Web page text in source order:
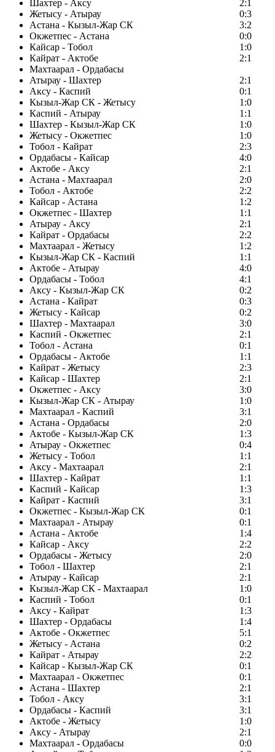
Шахтер - Аксу
2:1
Жетысу - Атырау
0:3
Астана - Кызыл-Жар СК
3:2
Окжетпес - Астана
0:0
Кайсар - Тобол
1:0
Кайрат - Актобе
2:1
Махтаарал - Ордабасы
Атырау - Шахтер
2:1
Аксу - Каспий
0:1
Кызыл-Жар СК - Жетысу
1:0
Каспий - Атырау
1:1
Шахтер - Кызыл-Жар СК
1:0
Жетысу - Окжетпес
1:0
Тобол - Кайрат
2:3
Ордабасы - Кайсар
4:0
Актобе - Аксу
2:1
Астана - Махтаарал
2:0
Тобол - Актобе
2:2
Кайсар - Астана
1:2
Окжетпес - Шахтер
1:1
Атырау - Аксу
2:1
Кайрат - Ордабасы
2:2
Махтаарал - Жетысу
1:2
Кызыл-Жар СК - Каспий
1:1
Актобе - Атырау
4:0
Ордабасы - Тобол
4:1
Аксу - Кызыл-Жар СК
0:2
Астана - Кайрат
0:3
Жетысу - Кайсар
0:2
Шахтер - Махтаарал
3:0
Каспий - Окжетпес
2:1
Тобол - Астана
0:1
Ордабасы - Актобе
1:1
Кайрат - Жетысу
2:3
Кайсар - Шахтер
2:1
Окжетпес - Аксу
3:0
Кызыл-Жар СК - Атырау
1:0
Махтаарал - Каспий
3:1
Астана - Ордабасы
2:0
Актобе - Кызыл-Жар СК
1:3
Атырау - Окжетпес
0:4
Жетысу - Тобол
1:1
Аксу - Махтаарал
2:1
Шахтер - Кайрат
1:1
Каспий - Кайсар
1:3
Кайрат - Каспий
3:1
Окжетпес - Кызыл-Жар СК
0:1
Махтаарал - Атырау
0:1
Астана - Актобе
1:4
Кайсар - Аксу
2:2
Ордабасы - Жетысу
2:0
Тобол - Шахтер
2:1
Атырау - Кайсар
2:1
Кызыл-Жар СК - Махтаарал
1:0
Каспий - Тобол
0:1
Аксу - Кайрат
1:3
Шахтер - Ордабасы
1:4
Актобе - Окжетпес
5:1
Жетысу - Астана
0:2
Кайрат - Атырау
2:2
Кайсар - Кызыл-Жар СК
0:1
Махтаарал - Окжетпес
0:1
Астана - Шахтер
2:1
Тобол - Аксу
3:1
Ордабасы - Каспий
3:1
Актобе - Жетысу
1:0
Аксу - Атырау
2:1
Махтаарал - Ордабасы
0:0